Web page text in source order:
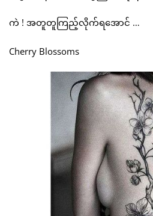
ကဲ ! အတူတူကြည့်လိုက်ရအောင် …
Cherry Blossoms